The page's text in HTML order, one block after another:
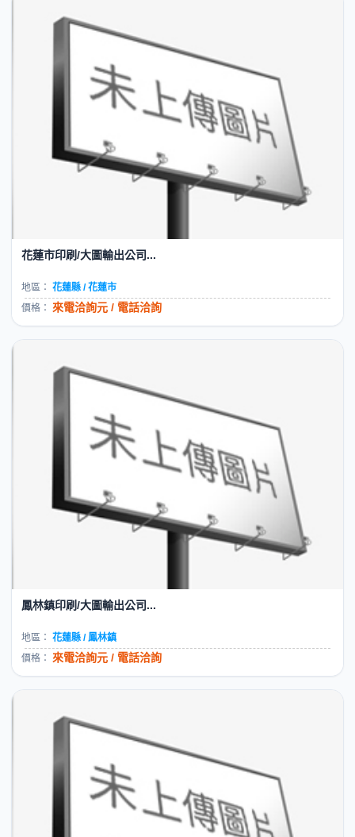
花蓮市印刷/大圖輸出公司...
地區： 花蓮縣 / 花蓮市
價格： 來電洽詢元 / 電話洽詢
鳳林鎮印刷/大圖輸出公司...
地區： 花蓮縣 / 鳳林鎮
價格： 來電洽詢元 / 電話洽詢